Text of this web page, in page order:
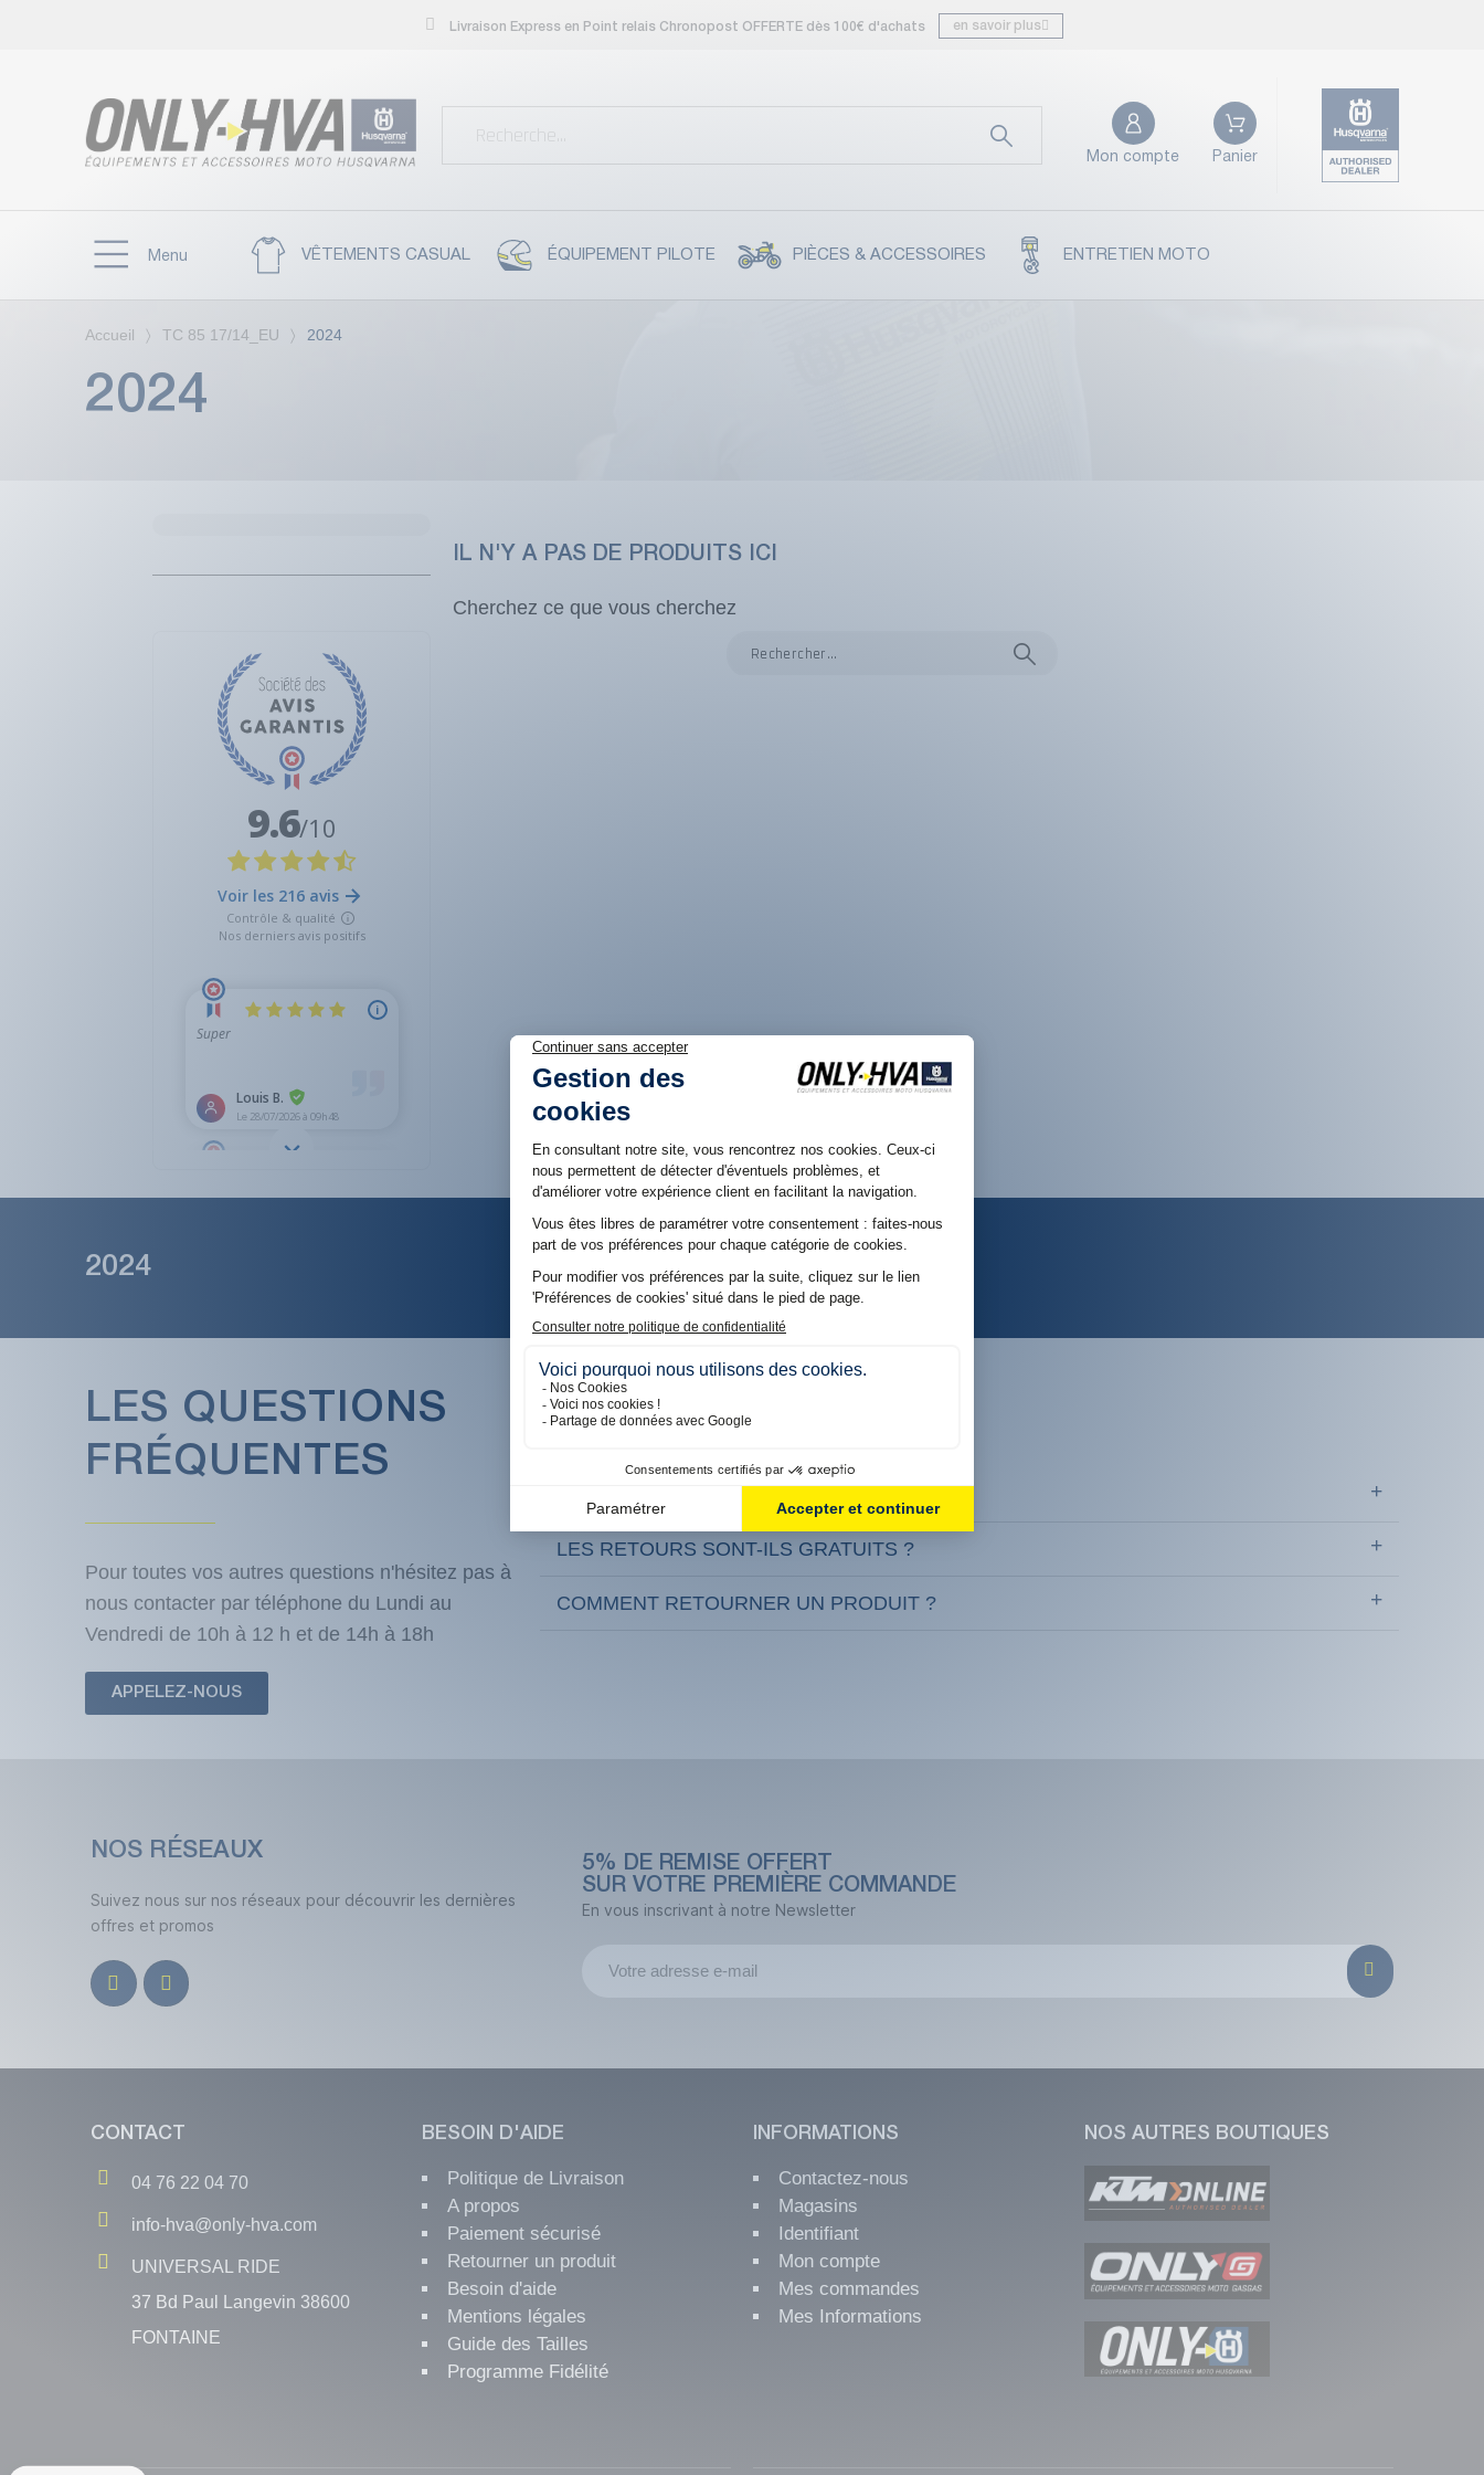
Livraison Express en Point relais Chronopost OFFERTE dès 100€ d'achats en savoir plus
Mon compte Panier
Menu VÊTEMENTS CASUAL ÉQUIPEMENT PILOTE PIÈCES & ACCESSOIRES ENTRETIEN MOTO
Accueil TC 85 17/14_EU 2024
2024
IL N'Y A PAS DE PRODUITS ICI
Cherchez ce que vous cherchez
2024
LES QUESTIONS
FRÉQUENTES
Pour toutes vos autres questions n'hésitez pas à
nous contacter par téléphone du Lundi au
Vendredi de 10h à 12 h et de 14h à 18h
APPELEZ-NOUS
LES RETOURS SONT-ILS GRATUITS ?
COMMENT RETOURNER UN PRODUIT ?
NOS RÉSEAUX
Suivez nous sur nos réseaux pour découvrir les dernières
offres et promos
5% DE REMISE OFFERT
SUR VOTRE PREMIÈRE COMMANDE
En vous inscrivant à notre Newsletter
CONTACT
04 76 22 04 70
info-hva@only-hva.com
UNIVERSAL RIDE
37 Bd Paul Langevin 38600
FONTAINE
BESOIN D'AIDE
Politique de Livraison
A propos
Paiement sécurisé
Retourner un produit
Besoin d'aide
Mentions légales
Guide des Tailles
Programme Fidélité
INFORMATIONS
Contactez-nous
Magasins
Identifiant
Mon compte
Mes commandes
Mes Informations
NOS AUTRES BOUTIQUES